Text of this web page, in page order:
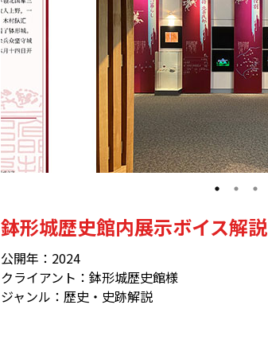
鉢形城歴史館内展示ボイス解
公開年：2024
クライアント：鉢形城歴史館様
ジャンル：歴史・史跡解説